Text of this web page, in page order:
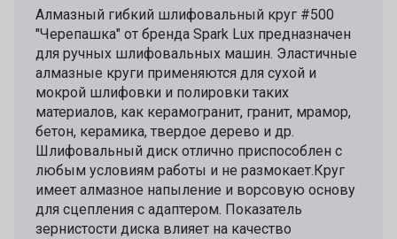
Алмазный гибкий шлифовальный круг #500
"Черепашка" от бренда Spark Lux предназначен
для ручных шлифовальных машин. Эластичные
алмазные круги применяются для сухой и
мокрой шлифовки и полировки таких
материалов, как керамогранит, гранит, мрамор,
бетон, керамика, твердое дерево и др.
Шлифовальный диск отлично приспособлен с
любым условиям работы и не размокает.Круг
имеет алмазное напыление и ворсовую основу
для сцепления с адаптером. Показатель
зернистости диска влияет на качество